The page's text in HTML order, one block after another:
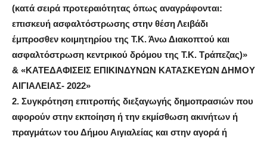
(κατά σειρά προτεραιότητας όπως αναγράφονται:
επισκευή ασφαλτόστρωσης στην θέση Λειβάδι
έμπροσθεν κοιμητηρίου της Τ.Κ. Άνω Διακοπτού και
ασφαλτόστρωση κεντρικού δρόμου της Τ.Κ. Τράπεζας)»
& «ΚΑΤΕΔΑΦΙΣΕΙΣ ΕΠΙΚΙΝΔΥΝΩΝ ΚΑΤΑΣΚΕΥΩΝ ΔΗΜΟΥ
ΑΙΓΙΑΛΕΙΑΣ- 2022»
2. Συγκρότηση επιτροπής διεξαγωγής δημοπρασιών που
αφορούν στην εκποίηση ή την εκμίσθωση ακινήτων ή
πραγμάτων του Δήμου Αιγιαλείας και στην αγορά ή